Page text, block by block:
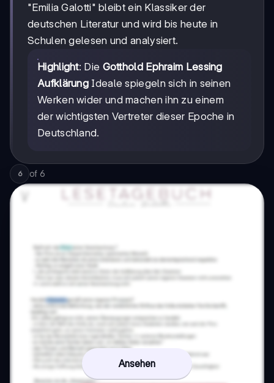
"Emilia Galotti" bleibt ein Klassiker der
deutschen Literatur und wird bis heute in
Schulen gelesen und analysiert.
Highlight: Die Gotthold Ephraim Lessing
Aufklärung Ideale spiegeln sich in seinen
Werken wider und machen ihn zu einem
der wichtigsten Vertreter dieser Epoche in
Deutschland.
6 of 6
Ansehen